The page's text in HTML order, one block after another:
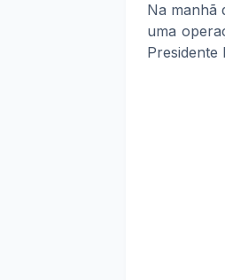
Na manhã
uma